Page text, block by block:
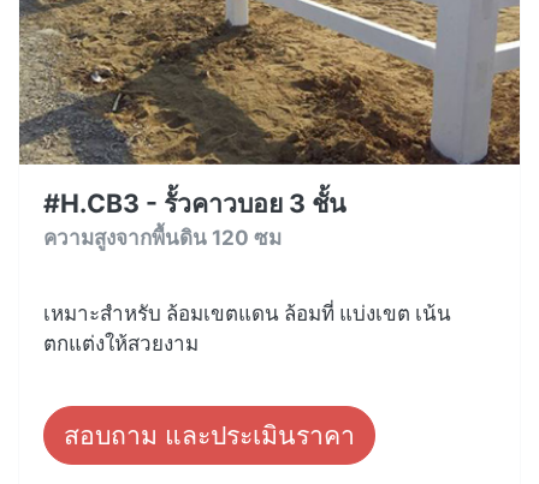
#H.CB3 - รั้วคาวบอย 3 ชั้น
ความสูงจากพื้นดิน 120 ซม
เหมาะสำหรับ ล้อมเขตแดน ล้อมที่ แบ่งเขต เน้น
ตกแต่งให้สวยงาม
สอบถาม และประเมินราคา